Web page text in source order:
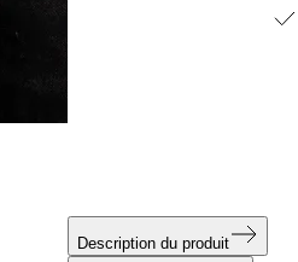
Description du produit